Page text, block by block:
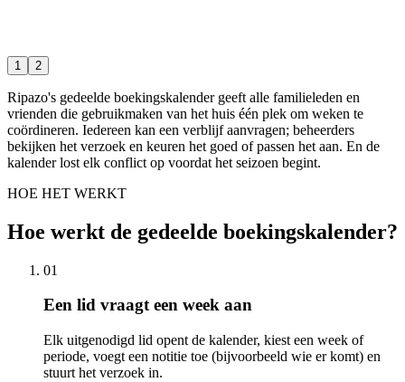
1 2
Ripazo's gedeelde boekingskalender geeft alle familieleden en
vrienden die gebruikmaken van het huis één plek om weken te
coördineren. Iedereen kan een verblijf aanvragen; beheerders
bekijken het verzoek en keuren het goed of passen het aan. En de
kalender lost elk conflict op voordat het seizoen begint.
HOE HET WERKT
Hoe werkt de gedeelde boekingskalender?
01
Een lid vraagt een week aan
Elk uitgenodigd lid opent de kalender, kiest een week of
periode, voegt een notitie toe (bijvoorbeeld wie er komt) en
stuurt het verzoek in.